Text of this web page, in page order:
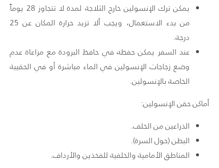
يمكن ترك الإنسولين خارج الثلاجة لمدة لا تتجاوز 28 يوماً
من بدء الاستعمال، ويجب ألا تزيد حرارة المكان عن 25
درجة.
عند السفر يمكن حفظه في حافظ البرودة مع مراعاة عدم
وضع زجاجات الإنسولين في الماء مباشرة أو في الحقيبة
الخاصة بالإنسولين.
أماكن حقن الإنسولين:
الذراعين من الخلف.
البطن (حول السرة).
المناطق الأمامية والخلفية للفخذين والأرداف.